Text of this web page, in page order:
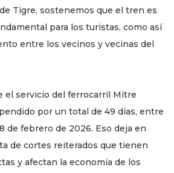
Tigre, sostenemos que el tren es
para los turistas, como así
entre los vecinos y vecinas del
el servicio del ferrocarril Mitre
por un total de 49 días, entre
de febrero de 2026. Eso deja en
de cortes reiterados que tienen
y afectan la economía de los